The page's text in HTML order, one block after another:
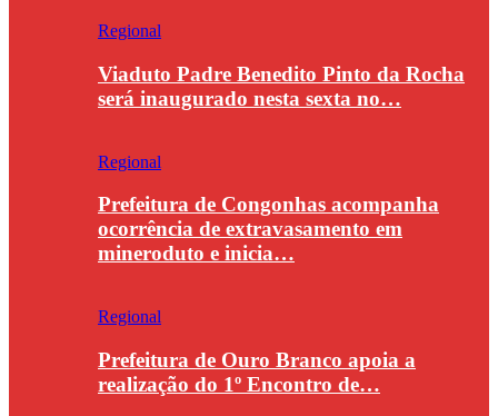
Regional
Viaduto Padre Benedito Pinto da Rocha
será inaugurado nesta sexta no…
Regional
Prefeitura de Congonhas acompanha
ocorrência de extravasamento em
mineroduto e inicia…
Regional
Prefeitura de Ouro Branco apoia a
realização do 1º Encontro de…